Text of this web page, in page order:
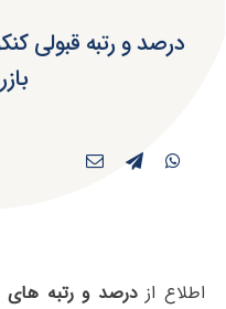
درصد و رتبه قبولی
اطلاع از درصد و رتبه های